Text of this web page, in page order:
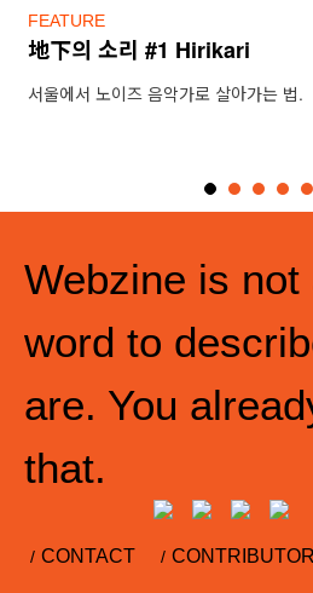
FEATURE
地下의 소리 #1 Hirikari
서울에서 노이즈 음악가로 살아가는 법.
Webzine is not
word to
are. You
that.
CONTACT